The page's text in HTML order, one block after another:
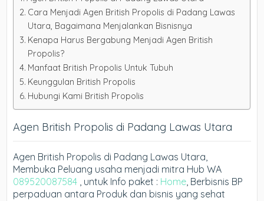
Cara Menjadi Agen British Propolis di Padang Lawas
Utara, Bagaimana Menjalankan Bisnisnya
Kenapa Harus Bergabung Menjadi Agen British
Propolis?
Manfaat British Propolis Untuk Tubuh
Keunggulan British Propolis
Hubungi Kami British Propolis
Agen British Propolis di Padang Lawas Utara
Agen British Propolis di Padang Lawas Utara,
Membuka Peluang usaha menjadi mitra Hub WA
089520087584 , untuk Info paket : Home, Berbisnis BP
perpaduan antara Produk dan bisnis yang sehat